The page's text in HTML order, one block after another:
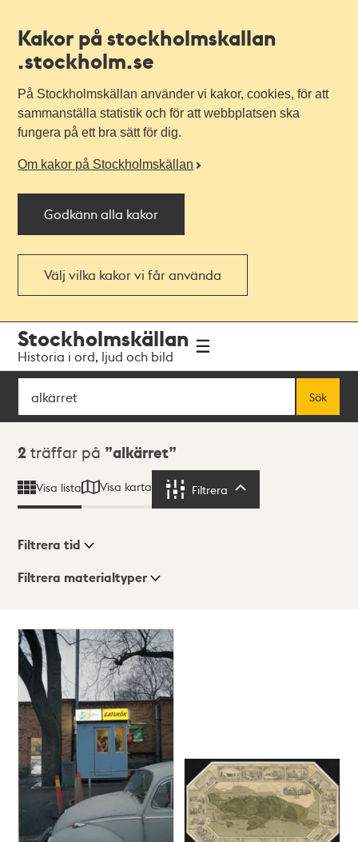
Kakor på stockholmskallan
.stockholm.se
På Stockholmskällan använder vi kakor, cookies, för att
sammanställa statistik och för att webbplatsen ska
fungera på ett bra sätt för dig.
Om kakor på Stockholmskällan
Godkänn alla kakor
Välj vilka kakor vi får använda
navigationen
huvudinnehållet
Stockholmskällan
Historia i ord, ljud och bild
Sök
Sök
Sökresultat
2 träffar på alkärret
Visa lista Visa karta Filtrera
Visningsläge
Lista
Karta
Filtrera tid
Filtrera materialtyper
träffar